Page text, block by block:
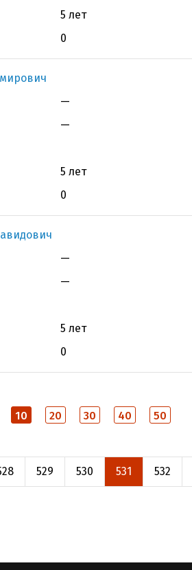
5 лет
0
—
—
5 лет
0
—
—
5 лет
0
10 20 30 40 50
529 530 531 532